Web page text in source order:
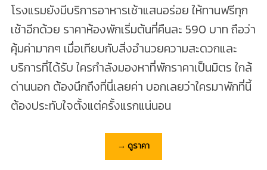
โรงแรมยังมีบริการอาหารเช้าแสนอร่อย ให้ทานฟรีทุก
เช้าอีกด้วย ราคาห้องพักเริ่มต้นที่คืนละ 590 บาท ถือว่า
คุ้มค่ามากๆ เมื่อเทียบกับสิ่งอำนวยความสะดวกและ
บริการที่ได้รับ ใครกำลังมองหาที่พักราคาเป็นมิตร ใกล้
ด่านนอก ต้องนึกถึงที่นี่เลยค่า บอกเลยว่าใครมาพักที่นี้
ต้องประทับใจตั้งแต่ครั้งแรกแน่นอน
→ ดูราคา